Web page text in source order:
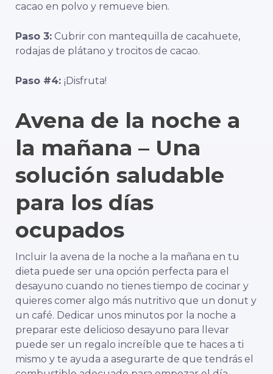
cacao en polvo y remueve bien.
Paso 3: Cubrir con mantequilla de cacahuete,
rodajas de plátano y trocitos de cacao.
Paso #4: ¡Disfruta!
Avena de la noche a
la mañana – Una
solución saludable
para los días
ocupados
Incluir la avena de la noche a la mañana en tu
dieta puede ser una opción perfecta para el
desayuno cuando no tienes tiempo de cocinar y
quieres comer algo más nutritivo que un donut y
un café. Dedicar unos minutos por la noche a
preparar este delicioso desayuno para llevar
puede ser un regalo increíble que te haces a ti
mismo y te ayuda a asegurarte de que tendrás el